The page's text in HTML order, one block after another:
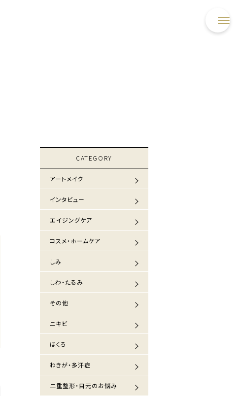
CATEGORY
アートメイク
インタビュー
エイジングケア
コスメ・ホームケア
しみ
しわ・たるみ
その他
ニキビ
ほくろ
わきが・多汗症
二重整形・目元のお悩み